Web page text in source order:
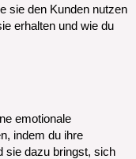
sie den Kunden nutzen
erhalten und wie du
emotionale
indem du ihre
sie dazu bringst, sich